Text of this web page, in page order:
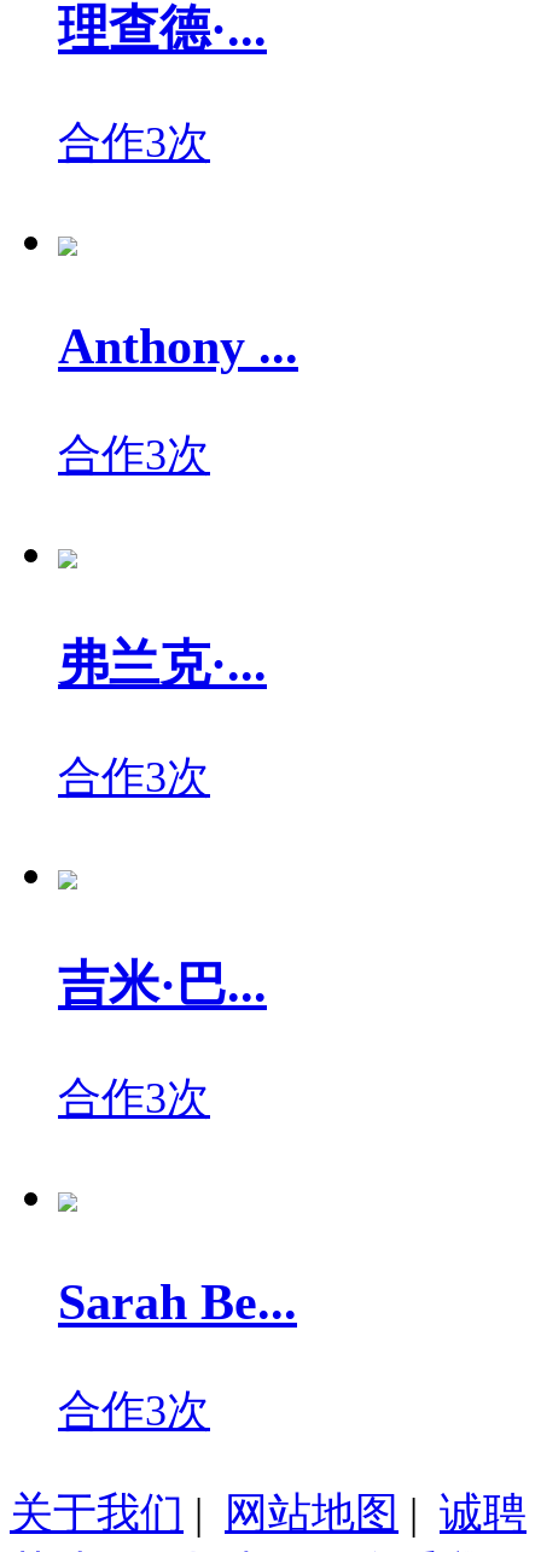
理查德·...
合作3次
Anthony ...
合作3次
弗兰克·...
合作3次
吉米·巴...
合作3次
Sarah Be...
合作3次
关于我们 | 网站地图 | 诚聘